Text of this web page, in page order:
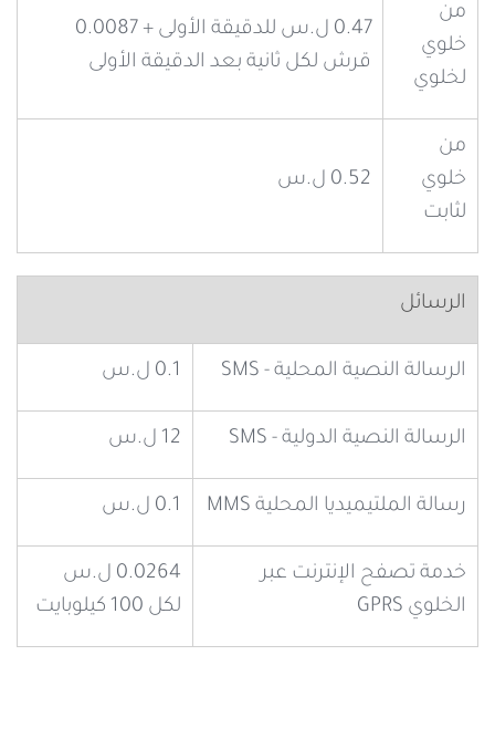
من
خلوي
لخلوي
0.47 ل.س للدقيقة الأولى + 0.0087
قرش لكل ثانية بعد الدقيقة الأولى
من
خلوي
لثابت
0.52 ل.س
الرسائل
الرسالة النصية المحلية - SMS 0.1 ل.س
الرسالة النصية الدولية - SMS 12 ل.س
رسالة الملتيميديا المحلية MMS 0.1 ل.س
خدمة تصفح الإنترنت عبر
الخلوي GPRS
0.0264 ل.س
لكل 100 كيلوبايت